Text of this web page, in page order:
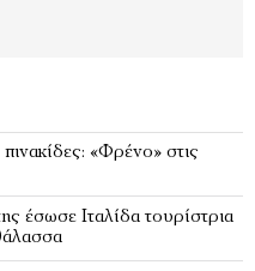
«Φρένο» στις
έσωσε Ιταλίδα τουρίστρια